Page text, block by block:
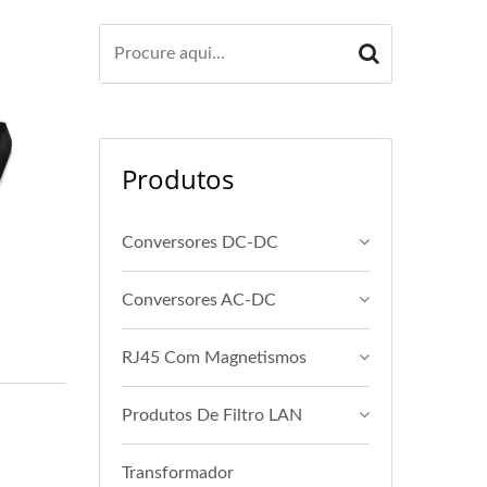
Produtos
Conversores DC-DC
Conversores AC-DC
RJ45 Com Magnetismos
Produtos De Filtro LAN
Transformador